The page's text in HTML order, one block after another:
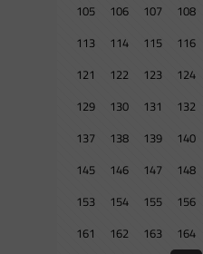
105
106 107 108
113
114 115 116
121
122 123 124
129
130 131 132
137
138 139 140
145
146 147 148
153
154 155 156
161
162 163 164